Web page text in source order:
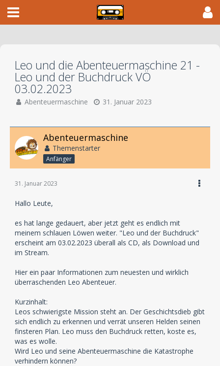
Leo und die Abenteuermaschine 21 -
Leo und der Buchdruck VÖ
03.02.2023
Abenteuermaschine 31. Januar 2023
Abenteuermaschine
Themenstarter
Anfänger
31. Januar 2023
Hallo Leute,
es hat lange gedauert, aber jetzt geht es endlich mit
meinem schlauen Löwen weiter. "Leo und der Buchdruck"
erscheint am 03.02.2023 überall als CD, als Download und
im Stream.
Hier ein paar Informationen zum neuesten und wirklich
überraschenden Leo Abenteuer.
Kurzinhalt:
Leos schwierigste Mission steht an. Der Geschichtsdieb gibt
sich endlich zu erkennen und verrät unseren Helden seinen
finsteren Plan. Leo muss den Buchdruck retten, koste es,
was es wolle.
Wird Leo und seine Abenteuermaschine die Katastrophe
verhindern können?